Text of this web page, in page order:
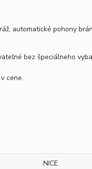
automatické pohony
bez špeciálneho
cene.
NICE